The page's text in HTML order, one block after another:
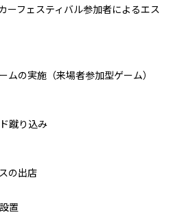
ーフェスティバル参加者によるエス
ムの実施（来場者参加型ゲーム）
蹴り込み
の出店
置